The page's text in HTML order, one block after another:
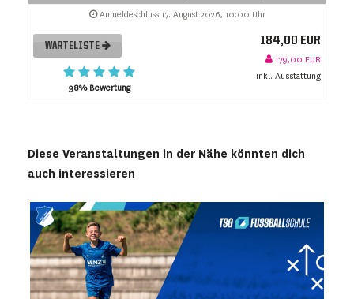
Anmeldeschluss 17. August 2026, 10:00 Uhr
WARTELISTE
98% Bewertung
184,00 EUR
179,00 EUR
inkl. Ausstattung
Diese Veranstaltungen in der Nähe könnten dich
auch interessieren